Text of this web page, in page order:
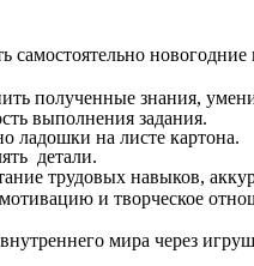
самостоятельно
полученные знания,
выполнения задания.
ладошки на листе картона.
детали.
трудовых навыков,
и творческое
мира через